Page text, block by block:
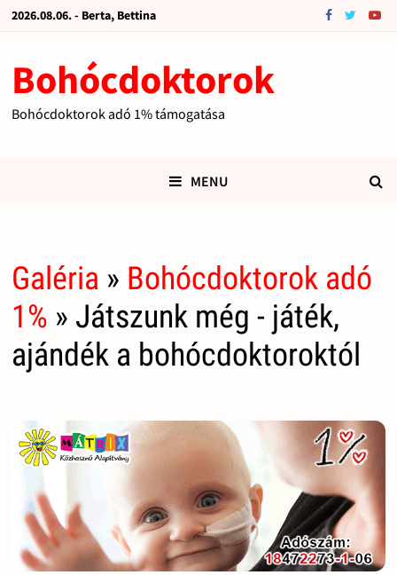
2026.08.06. - Berta, Bettina
Bohócdoktorok
Bohócdoktorok adó 1% támogatása
MENU
Galéria » Bohócdoktorok adó
1% » Játszunk még - játék,
ajándék a bohócdoktoroktól